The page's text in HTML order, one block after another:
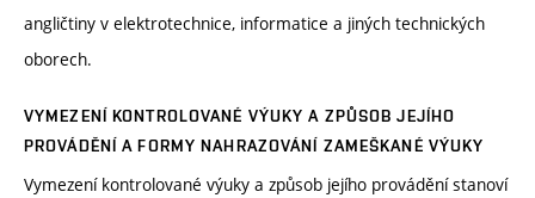
angličtiny v elektrotechnice, informatice a jiných technických
oborech.
VYMEZENÍ KONTROLOVANÉ VÝUKY A ZPŮSOB JEJÍHO
PROVÁDĚNÍ A FORMY NAHRAZOVÁNÍ ZAMEŠKANÉ VÝUKY
Vymezení kontrolované výuky a způsob jejího provádění stanoví